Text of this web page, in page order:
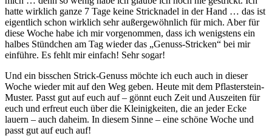
hatte wirklich ganze 7 Tage keine Stricknadel in der Hand … das ist
eigentlich schon wirklich sehr außergewöhnlich für mich. Aber für
diese Woche habe ich mir vorgenommen, dass ich wenigstens ein
halbes Stündchen am Tag wieder das „Genuss-Stricken“ bei mir
einführe. Es fehlt mir einfach! Sehr sogar!
Und ein bisschen Strick-Genuss möchte ich euch auch in dieser
Woche wieder mit auf den Weg geben. Heute mit dem Pflasterstein-
Muster. Passt gut auf euch auf – gönnt euch Zeit und Auszeiten für
euch und erfreut euch über die Kleinigkeiten, die an jeder Ecke
lauern – auch daheim. In diesem Sinne – eine schöne Woche und
passt gut auf euch auf!